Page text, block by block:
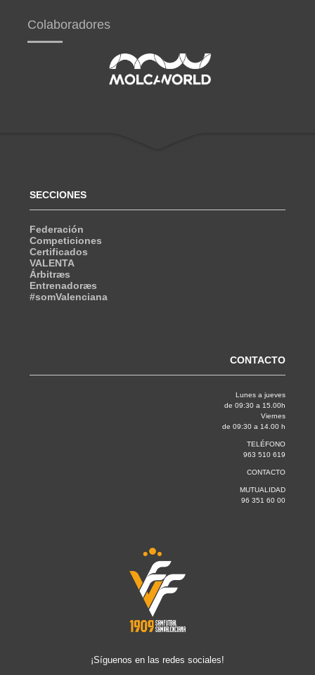
Colaboradores
SECCIONES
Federación
Competiciones
Certificados
VALENTA
Árbitræs
Entrenadoræs
#somValenciana
CONTACTO
Lunes a jueves
de 09:30 a 15.00h
Viernes
de 09:30 a 14.00 h
TELÉFONO
963 510 619
CONTACTO
MUTUALIDAD
96 351 60 00
¡Síguenos en las redes sociales!